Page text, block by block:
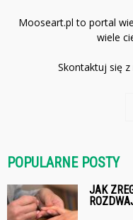
Mooseart.pl to portal
wiele
Skontaktuj się z
POPULARNE POSTY
JAK